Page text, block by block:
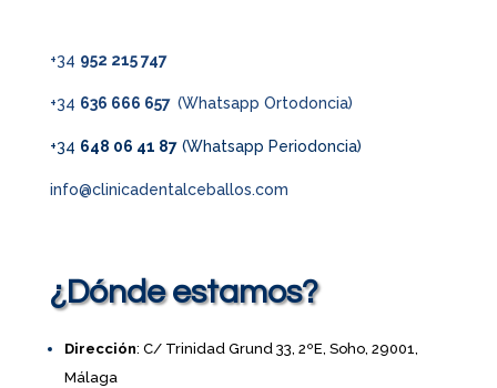
+34 952 215 747
+34 636 666 657 (Whatsapp Ortodoncia)
+34 648 06 41 87(Whatsapp Periodoncia)
info@clinicadentalceballos.com
¿Dónde estamos?
Dirección: C/ Trinidad Grund 33, 2ºE, Soho, 29001,
Málaga